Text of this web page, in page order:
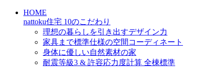
HOME
nattoku住宅 10のこだわり
理想の暮らしを引き出すデザイン力
家具まで標準仕様の空間コーディネート
身体に優しい自然素材の家
耐震等級3 & 許容応力度計算 全棟標準